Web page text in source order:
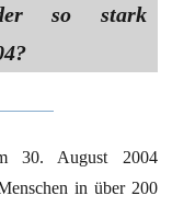
so stark
30. August 2004
in über 200